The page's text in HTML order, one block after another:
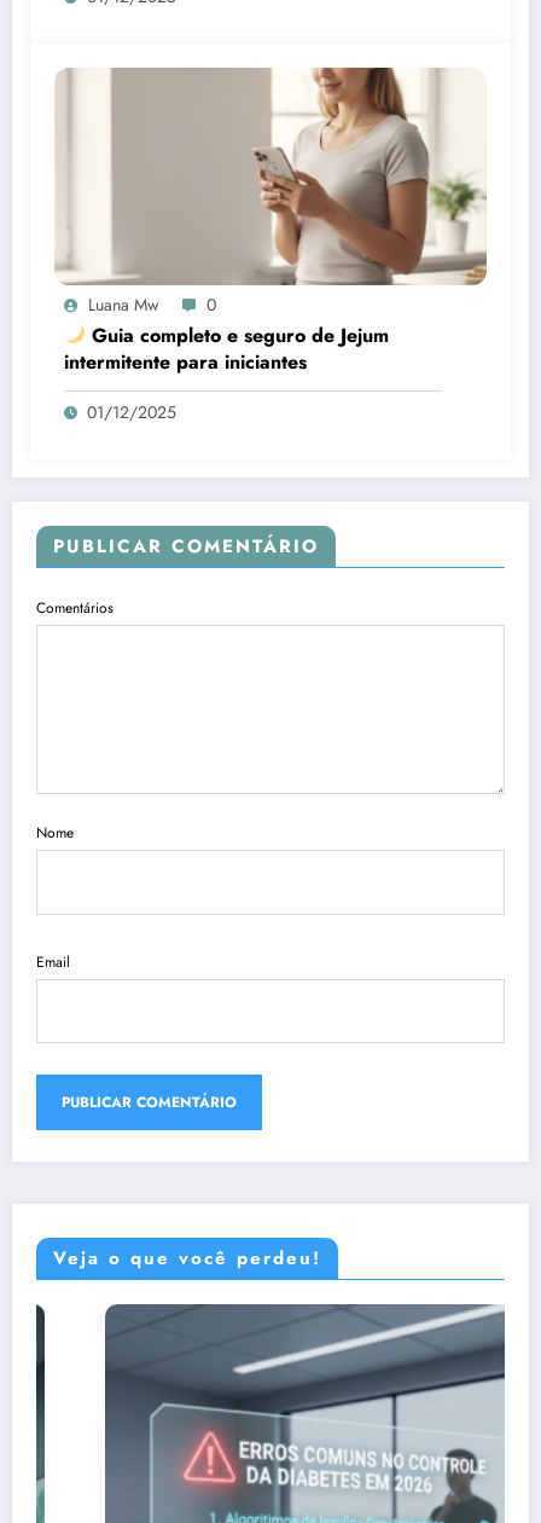
Luana Mw 0
Guia completo e seguro de Jejum
intermitente para iniciantes
01/12/2025
PUBLICAR COMENTÁRIO
Comentários
Nome
Email
Veja o que você perdeu!